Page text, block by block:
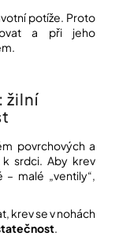
potíže. Proto
a při jeho
žilní
povrchových a
srdci. Aby krev
malé „ventily“,
krev se v nohách
.